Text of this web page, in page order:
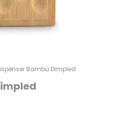
Bambú Dimpled